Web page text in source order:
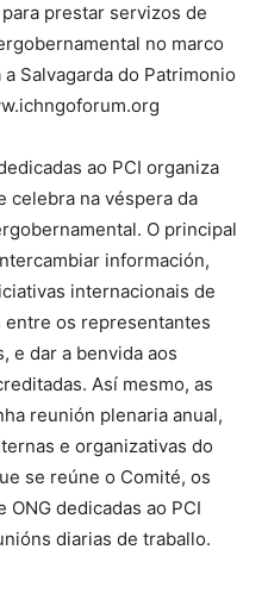
prestar servizos de
no marco
Salvagarda do Patrimonio
ao PCI organiza
celebra na véspera da
O principal
información,
internacionais de
entre os representantes
e dar a benvida aos
Así mesmo, as
reunión plenaria anual,
e organizativas do
se reúne o Comité, os
dedicadas ao PCI
diarias de traballo.